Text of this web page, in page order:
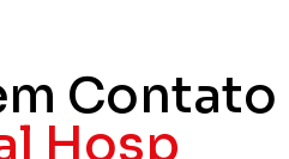
Contato
Hosp